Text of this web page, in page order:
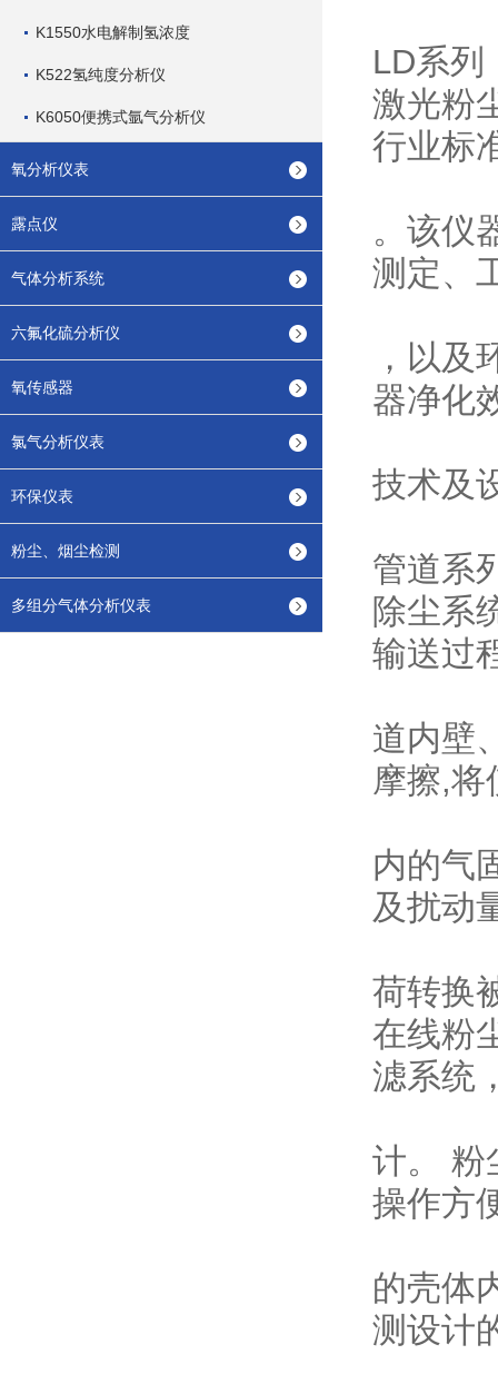
K1550水电解制氢浓度
K522氢纯度分析仪
K6050便携式氩气分析仪
氧分析仪表
露点仪
气体分析系统
六氟化硫分析仪
氧传感器
氯气分析仪表
环保仪表
粉尘、烟尘检测
多组分气体分析仪表
LD系列
激光粉
行业标
。该仪
测定、
，以
器净化
技术及
管道系
除尘系
输送过
道内壁
摩擦,将
内的气
及扰动
荷转换
在线粉
滤系统
计。 粉
操作方
的壳体
测设计